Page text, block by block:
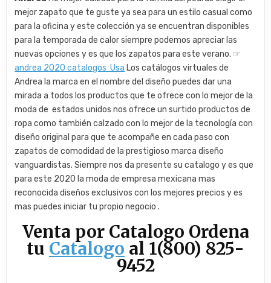
mejor zapato que te guste ya sea para un estilo casual como
para la oficina y este colección ya se encuentran disponibles
para la temporada de calor siempre podemos apreciar las
nuevas opciones y es que los zapatos para este verano. ☞
andrea 2020 catalogos Usa Los catálogos virtuales de
Andrea la marca en el nombre del diseño puedes dar una
mirada a todos los productos que te ofrece con lo mejor de la
moda de estados unidos nos ofrece un surtido productos de
ropa como también calzado con lo mejor de la tecnología con
diseño original para que te acompañe en cada paso con
zapatos de comodidad de la prestigioso marca diseño
vanguardistas. Siempre nos da presente su catalogo y es que
para este 2020 la moda de empresa mexicana mas
reconocida diseños exclusivos con los mejores precios y es
mas puedes iniciar tu propio negocio .
Venta por Catalogo Ordena
tu Catalogo al 1(800) 825-
9452